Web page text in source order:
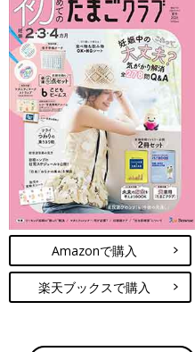
Amazonで購入
楽天ブックスで購入